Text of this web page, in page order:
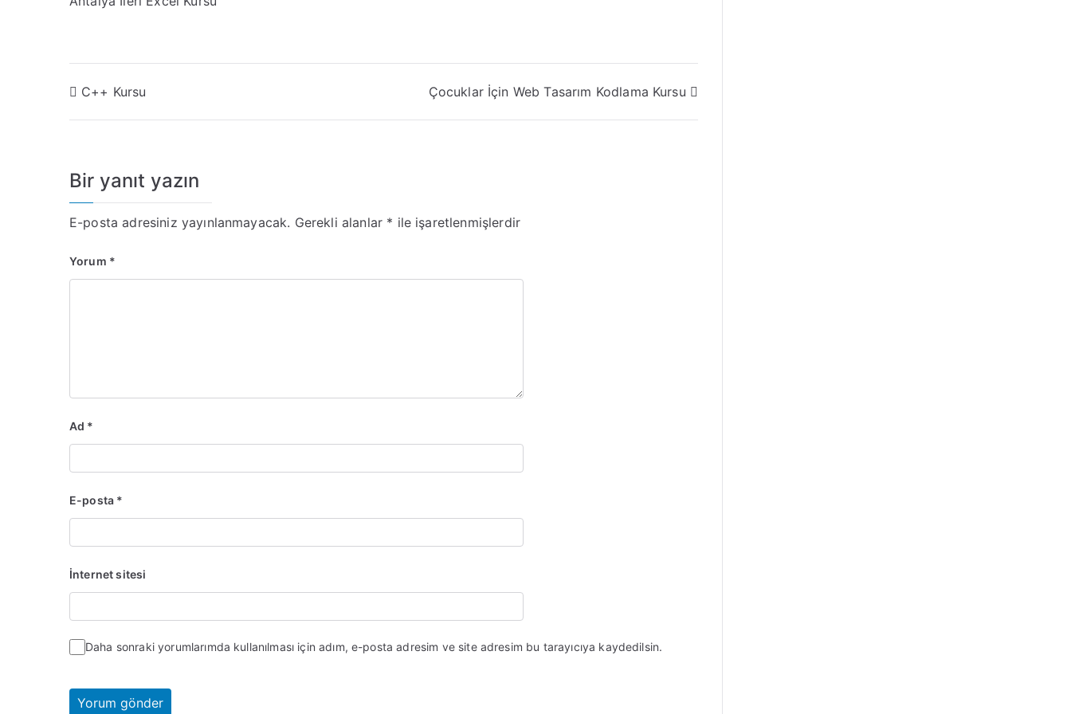
C++ Kursu Çocuklar İçin Web Tasarım Kodlama Kursu
Bir yanıt yazın
E-posta adresiniz yayınlanmayacak. Gerekli alanlar * ile işaretlenmişlerdir
Yorum *
Ad *
E-posta *
İnternet sitesi
Daha sonraki yorumlarımda kullanılması için adım, e-posta adresim ve site adresim bu tarayıcıya kaydedilsin.